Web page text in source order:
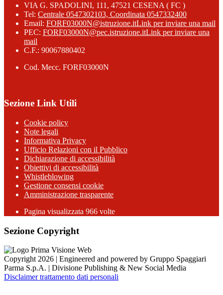
VIA G. SPADOLINI, 111, 47521 CESENA ( FC )
Tel: Centrale 0547302103, Coordinata 0547332400
Email: FORF03000N@istruzione.itLink per inviare una mail
PEC: FORF03000N@pec.istruzione.itLink per inviare una
mail
C.F.: 90067880402
Cod. Mecc. FORF03000N
Sezione Link Utili
Cookie policy
Note legali
Informativa Privacy
Ufficio Relazioni con il Pubblico
Dichiarazione di accessibilità
Obiettivi di accessibilità
Whistleblowing
Gestione consensi cookie
Amministrazione trasparente
Pagina visualizzata 966 volte
Sezione Copyright
Copyright 2026 | Engineered and powered by Gruppo Spaggiari
Parma S.p.A. | Divisione Publishing & New Social Media
Disclaimer trattamento dati personali